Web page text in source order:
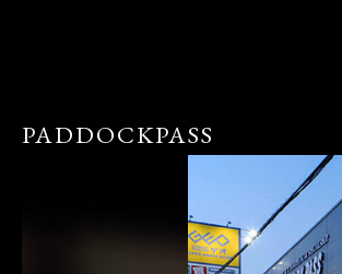
PADDOCKPASS